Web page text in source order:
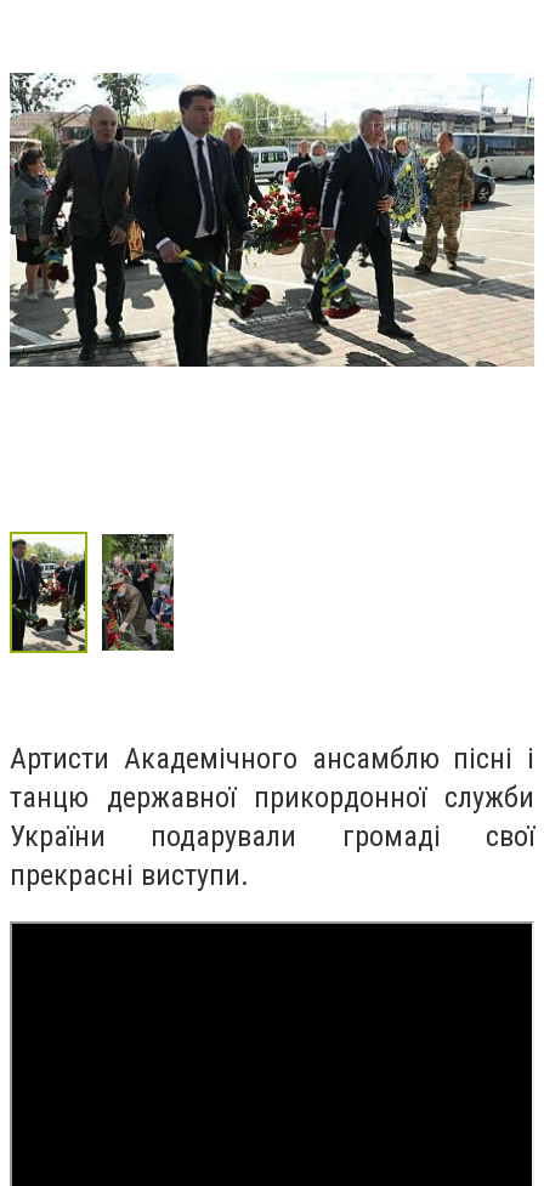
Артисти Академічного ансамблю пісні і
танцю державної прикордонної служби
України подарували громаді свої
прекрасні виступи.